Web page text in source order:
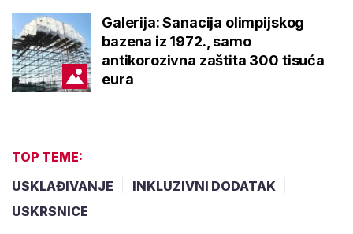
Galerija: Sanacija olimpijskog
bazena iz 1972., samo
antikorozivna zaštita 300 tisuća
eura
TOP TEME:
USKLAĐIVANJE
INKLUZIVNI DODATAK
USKRSNICE